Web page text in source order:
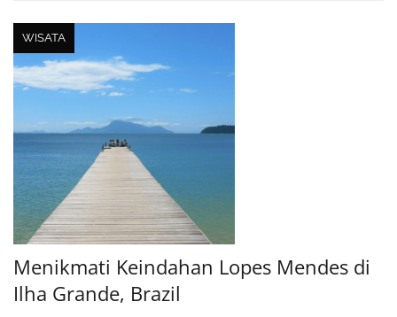
WISATA
Menikmati Keindahan Lopes Mendes di
Ilha Grande, Brazil